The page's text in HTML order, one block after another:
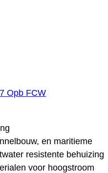
Opb FCW
en maritieme
resistente behuizing
voor hoogstroom